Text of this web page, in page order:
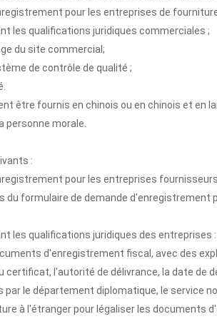
pour les entreprises de
les qualifications juridiques commerciales ;
du site commercial;
de contrôle de qualité ;
être fournis en chinois ou en chinois et en
personne morale.
:
pour les entreprises
formulaire de demande d'enregistrement
les qualifications juridiques des
d'enregistrement fiscal, avec des
l'autorité de délivrance, la date de
le département diplomatique, le service
à l'étranger pour légaliser les documents